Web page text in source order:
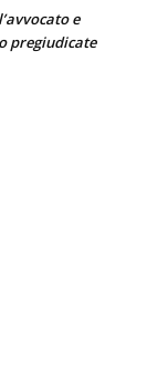
e
pregiudicate